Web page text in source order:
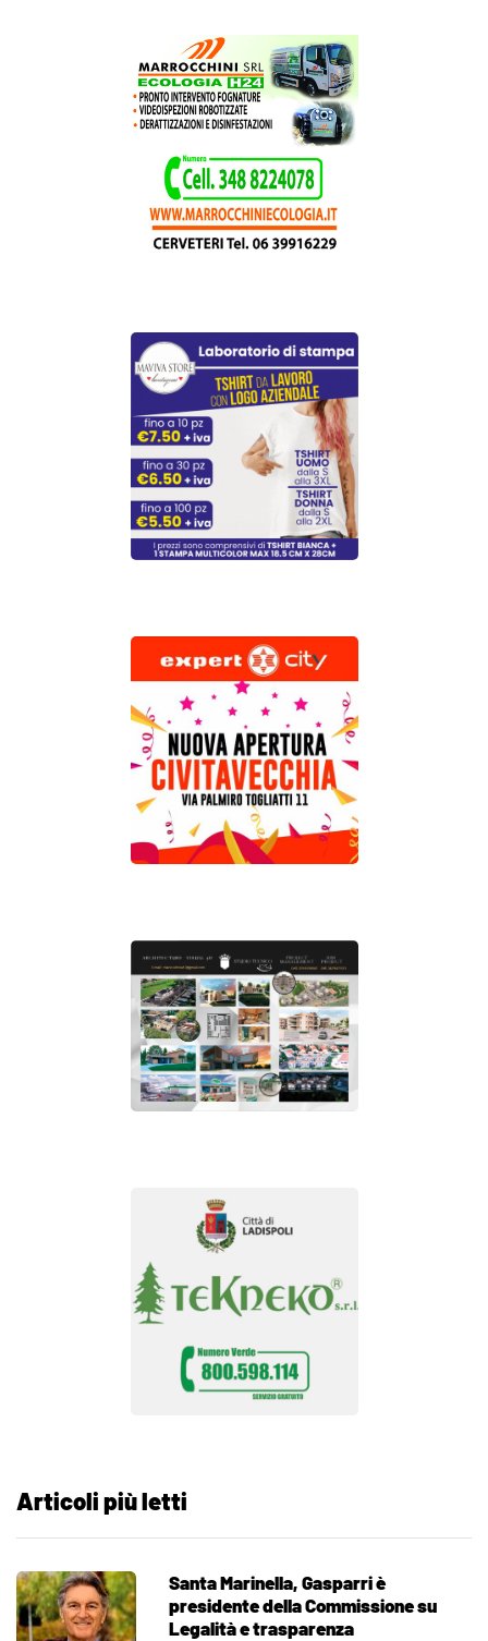
Articoli più letti
Santa Marinella, Gasparri è
presidente della Commissione su
Legalità e trasparenza